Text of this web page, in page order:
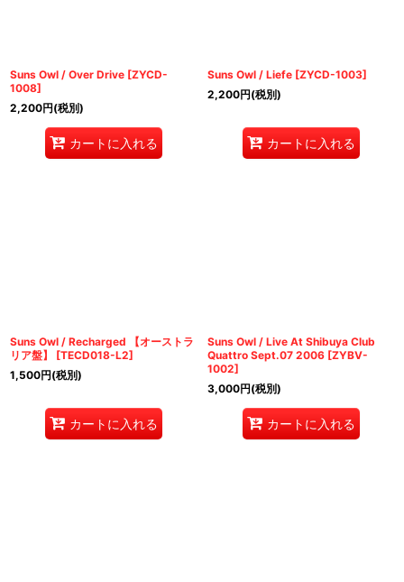
Suns Owl / Over Drive [ZYCD-
1008]
2,200円(税別)
カートに入れる
Suns Owl / Liefe [ZYCD-1003]
2,200円(税別)
カートに入れる
Suns Owl / Recharged 【オーストラ
リア盤】
[TECD018-L2]
1,500円(税別)
カートに入れる
Suns Owl / Live At Shibuya Club
Quattro Sept.07 2006 [ZYBV-
1002]
3,000円(税別)
カートに入れる